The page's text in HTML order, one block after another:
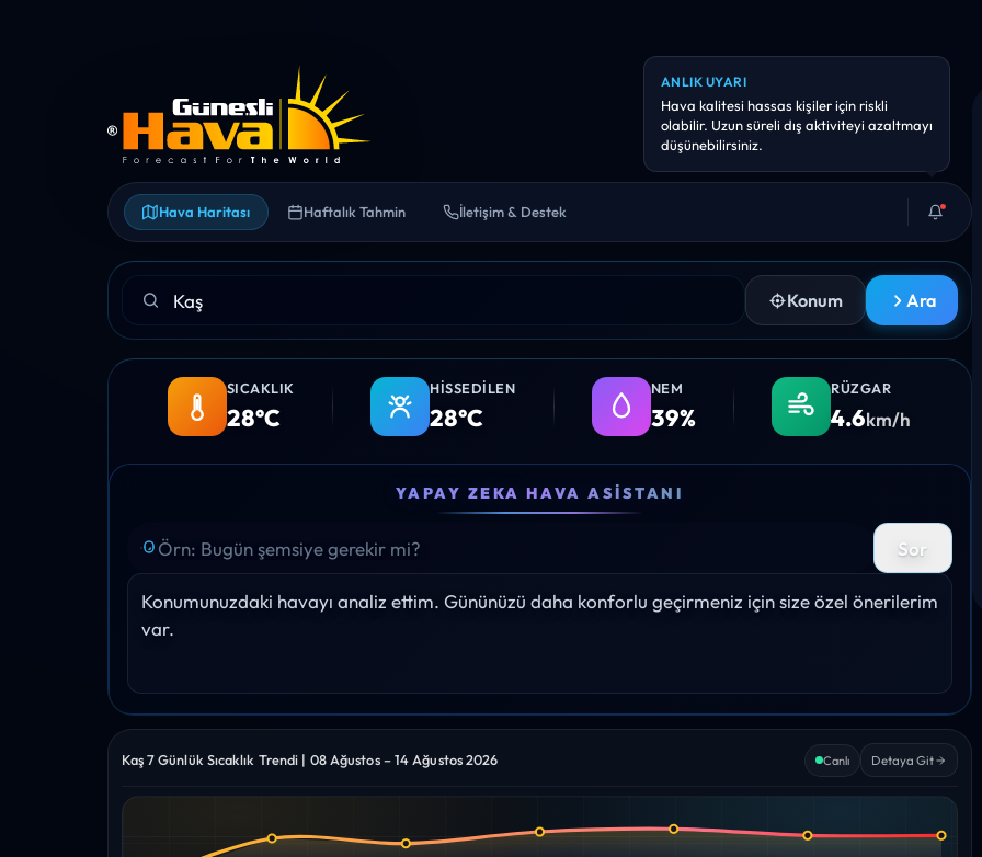
Hava Haritası Haftalık Tahmin İletişim & Destek
Konum Ara
SICAKLIK
28°C
HISSEDILEN
28°C
NEM
39%
RÜZGAR
4.6km/h
YAPAY ZEKA HAVA ASISTANI
Sor
Konumunuzdaki havayı analiz ettim. Gününüzü daha konforlu geçirmeniz için size özel önerilerim
var.
Kaş 7 Günlük Sıcaklık Trendi | 08 Ağustos – 14 Ağustos 2026 Canlı Detaya Git
Düşük
—
16:00
33°
17:00
Yağış: 0%
18:00
Yağış: 0%
19:00 20:00 21:00 22:00 23:00
29°
Yağış: 0%
00:00
28°
Yağış: 0%